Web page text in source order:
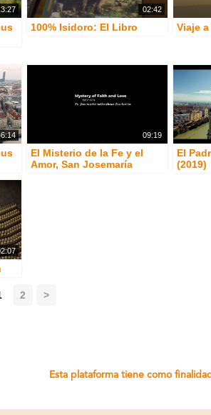
02:42
100% Isidoro: El Libro Viaje
09:19
El Misterio de la Fe y el
Amor, San Josemaría
El
(2019)
2 >
Esta plataforma tiene como